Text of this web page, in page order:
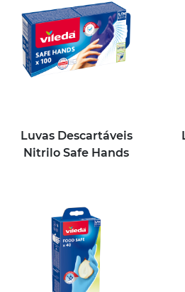
Luvas Descartáveis
Nitrilo Safe Hands